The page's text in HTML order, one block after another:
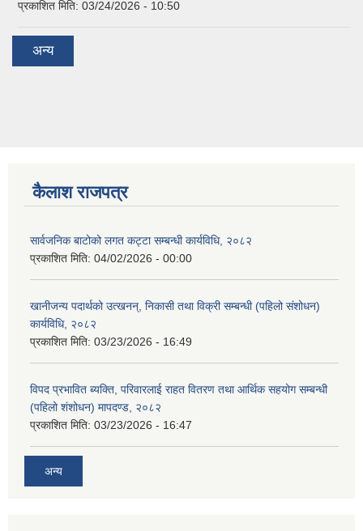
प्रकाशित मिति: 03/24/2026 - 10:50
अन्य
कैलाश राजपत्र
सार्वजनिक बाटोको लगत कट्टा सम्बन्धी कार्यविधि, २०८२
प्रकाशित मिति: 04/02/2026 - 00:00
खानीजन्य पदार्थको उत्खनन्, निकासी तथा विक्री सम्बन्धी (पहिलो संशोधन)
कार्यविधि, २०८२
प्रकाशित मिति: 03/23/2026 - 16:49
विपद प्रभावित ब्यक्ति, परिवारलाई राहत वितरण तथा आर्थिक सहयोग सम्बन्धी
(पहिलो शंशोधन) मापदण्ड, २०८२
प्रकाशित मिति: 03/23/2026 - 16:47
अन्य